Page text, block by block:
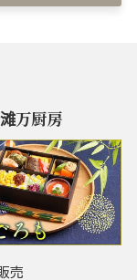
滩万厨房
売